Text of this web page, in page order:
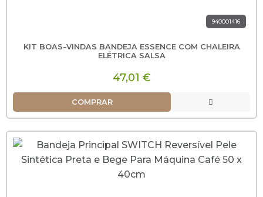
940001416
KIT BOAS-VINDAS BANDEJA ESSENCE COM CHALEIRA
ELÉTRICA SALSA
47,01 €
COMPRAR